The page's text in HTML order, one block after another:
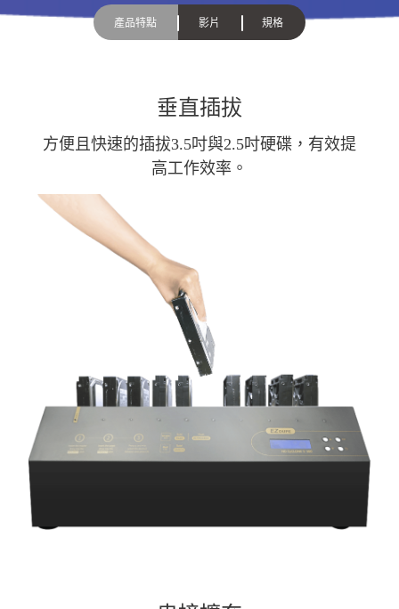
產品特點 影片 規格
垂直插拔
方便且快速的插拔3.5吋與2.5吋硬碟，有效提
高工作效率。